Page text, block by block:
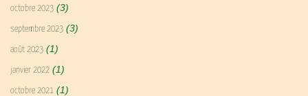
octobre 2023 (3)
septembre 2023 (3)
août 2023 (1)
janvier 2022 (1)
octobre 2021 (1)